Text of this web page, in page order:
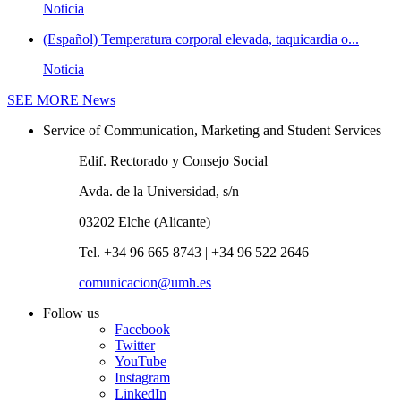
Noticia
(Español) Temperatura corporal elevada, taquicardia o...
Noticia
SEE MORE News
Service of Communication, Marketing and Student Services
Edif. Rectorado y Consejo Social
Avda. de la Universidad, s/n
03202 Elche (Alicante)
Tel. +34 96 665 8743 | +34 96 522 2646
comunicacion@umh.es
Follow us
Facebook
Twitter
YouTube
Instagram
LinkedIn